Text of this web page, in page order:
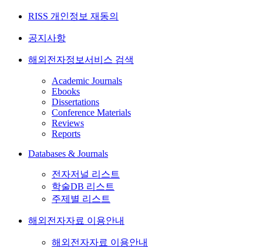
RISS 개인정보 재동의
공지사항
해외전자정보서비스 검색
Academic Journals
Ebooks
Dissertations
Conference Materials
Reviews
Reports
Databases & Journals
전자저널 리스트
학술DB 리스트
주제별 리스트
해외전자자료 이용안내
해외전자자료 이용안내